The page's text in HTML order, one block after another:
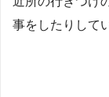
事をしたりして